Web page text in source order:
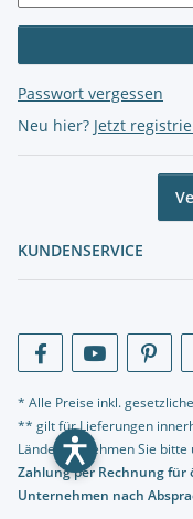
Passwort vergessen
Neu hier? Jetzt
KUNDENSERVICE
* Alle Preise inkl.
** gilt für Lieferungen
Länder entnehmen Sie bitte
Zahlung per Rechnung
Unternehmen nach